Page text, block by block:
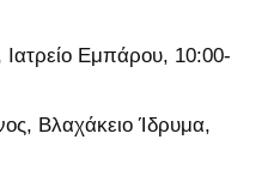
Εμπάρου, 10:00-
Βλαχάκειο Ίδρυμα,